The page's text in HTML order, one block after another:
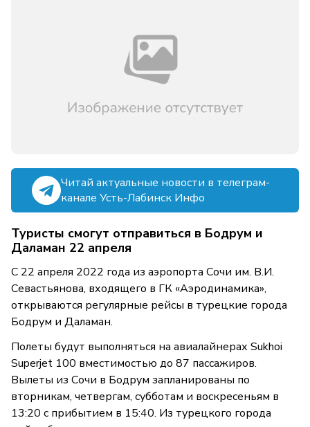
Читай актуальные новости в телеграм-
канале Усть-Лабинск Инфо
Туристы смогут отправиться в Бодрум и
Даламан 22 апреля
С 22 апреля 2022 года из аэропорта Сочи им. В.И.
Севастьянова, входящего в ГК «Аэродинамика»,
открываются регулярные рейсы в турецкие города
Бодрум и Даламан.
Полеты будут выполняться на авиалайнерах Sukhoi
Superjet 100 вместимостью до 87 пассажиров.
Вылеты из Сочи в Бодрум запланированы по
вторникам, четвергам, субботам и воскресеньям в
13:20 с прибытием в 15:40. Из турецкого города